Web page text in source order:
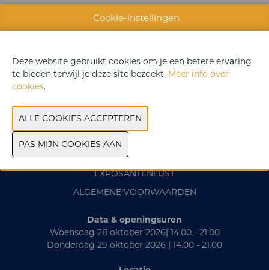
WEBSITE CATALOGUS
VORIGE VOLGENDE
CONTACT
PRAKTISCH
EXPOSANTENLIJST
ALGEMENE VOORWAARDEN
Data & openingsuren
Woensdag 28 oktober 2026| 14.00 - 21.00
Donderdag 29 oktober 2026 | 14.00 - 21.00
Cookie-instellingen
Deze website gebruikt cookies om je een betere ervaring
te bieden terwijl je deze site bezoekt. Meer info over
cookies.